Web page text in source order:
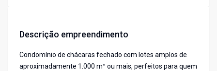
Descrição empreendimento
Condomínio de chácaras fechado com lotes amplos de
aproximadamente 1.000 m² ou mais, perfeitos para quem